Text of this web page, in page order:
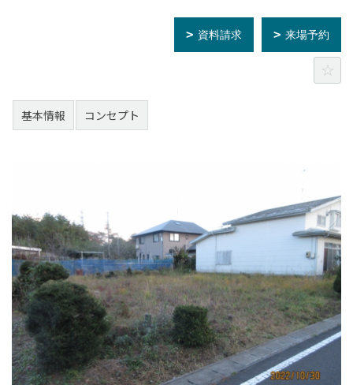
資料請求 来場予約
基本情報 コンセプト